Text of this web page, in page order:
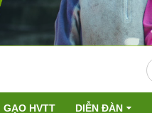
GẠO HVTT DIỄN ĐÀN